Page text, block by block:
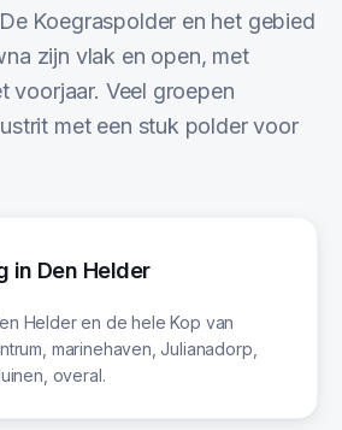
Koegraspolder en het gebied
zijn vlak en open, met
voorjaar. Veel groepen
met een stuk polder voor
in Den Helder
Helder en de hele Kop van
marinehaven, Julianadorp,
overal.